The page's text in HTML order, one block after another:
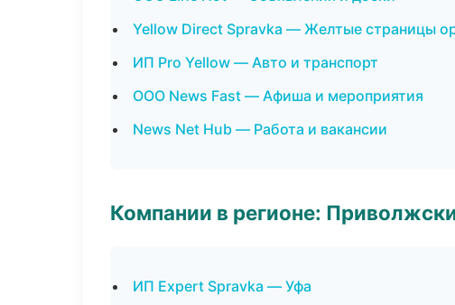
Yellow Direct Spravka — Желтые страницы
ИП Pro Yellow — Авто и транспорт
ООО News Fast — Афиша и мероприятия
News Net Hub — Работа и вакансии
Компании в регионе:
ИП Expert Spravka — Уфа